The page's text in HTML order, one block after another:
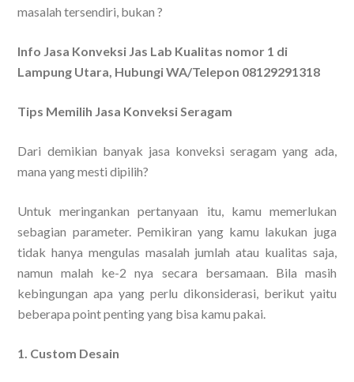
masalah tersendiri, bukan ?
Info Jasa Konveksi Jas Lab Kualitas nomor 1 di
Lampung Utara, Hubungi WA/Telepon 08129291318
Tips Memilih Jasa Konveksi Seragam
Dari demikian banyak jasa konveksi seragam yang ada,
mana yang mesti dipilih?
Untuk meringankan pertanyaan itu, kamu memerlukan
sebagian parameter. Pemikiran yang kamu lakukan juga
tidak hanya mengulas masalah jumlah atau kualitas saja,
namun malah ke-2 nya secara bersamaan. Bila masih
kebingungan apa yang perlu dikonsiderasi, berikut yaitu
beberapa point penting yang bisa kamu pakai.
1. Custom Desain